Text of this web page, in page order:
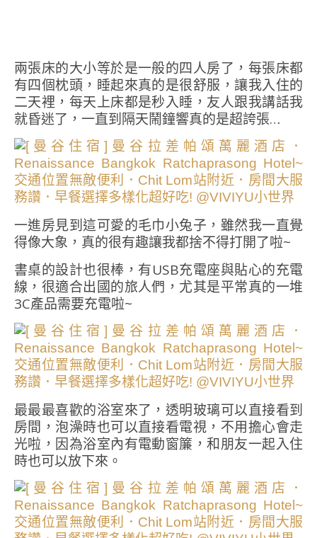
兩張床的大小等於是一般的四人房了，每張床都
有四個枕頭，睡起來真的是很舒服，讓我入住的
二天裡，每天上床都是秒入睡，友人跟我講話我
就昏迷了，一直到隔天鬧鐘響真的是超誇張…
一進房見到這可愛的毛巾小兔子，雖然我一直覺
得像大象，真的很有趣讓我都捨不得打開了啦~
書桌的設計也很棒，有USB充電座與貼心的充電
線，很適合出國的旅人們，尤其是平常真的一堆
3C產品需要充電啦~
最最最喜歡的浴室來了，透明玻璃可以直接看到
房間，泡澡時也可以直接看電視，不用擔心會走
光啦，因為浴室內有電動窗簾，和朋友一起入住
時也可以放下來。